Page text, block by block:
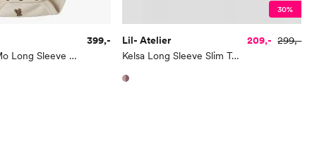
Nilo Nun Wo/Mo Long Sleeve Slim Body
399,-
30%
Lil- Atelier
Kelsa Long Sleeve Slim Top
209,- 299,-